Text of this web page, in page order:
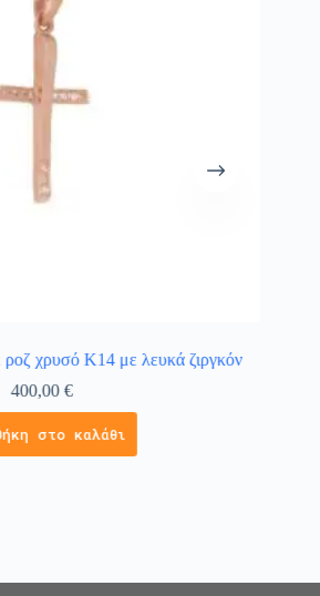
ροζ χρυσό Κ14 με λευκά ζιργκόν
400,00€
στο καλάθι